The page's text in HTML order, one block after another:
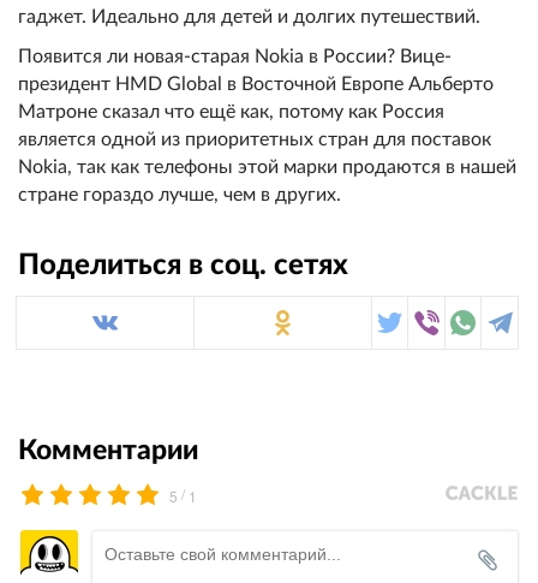
гаджет. Идеально для детей и долгих путешествий.
Появится ли новая-старая Nokia в России? Вице-
президент HMD Global в Восточной Европе Альберто
Матроне сказал что ещё как, потому как Россия
является одной из приоритетных стран для поставок
Nokia, так как телефоны этой марки продаются в нашей
стране гораздо лучше, чем в других.
Поделиться в соц. сетях
Комментарии
5 / 1